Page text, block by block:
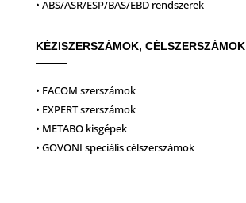
• ABS/ASR/ESP/BAS/EBD rendszerek
KÉZISZERSZÁMOK, CÉLSZERSZÁMOK
• FACOM szerszámok
• EXPERT szerszámok
• METABO kisgépek
• GOVONI speciális célszerszámok